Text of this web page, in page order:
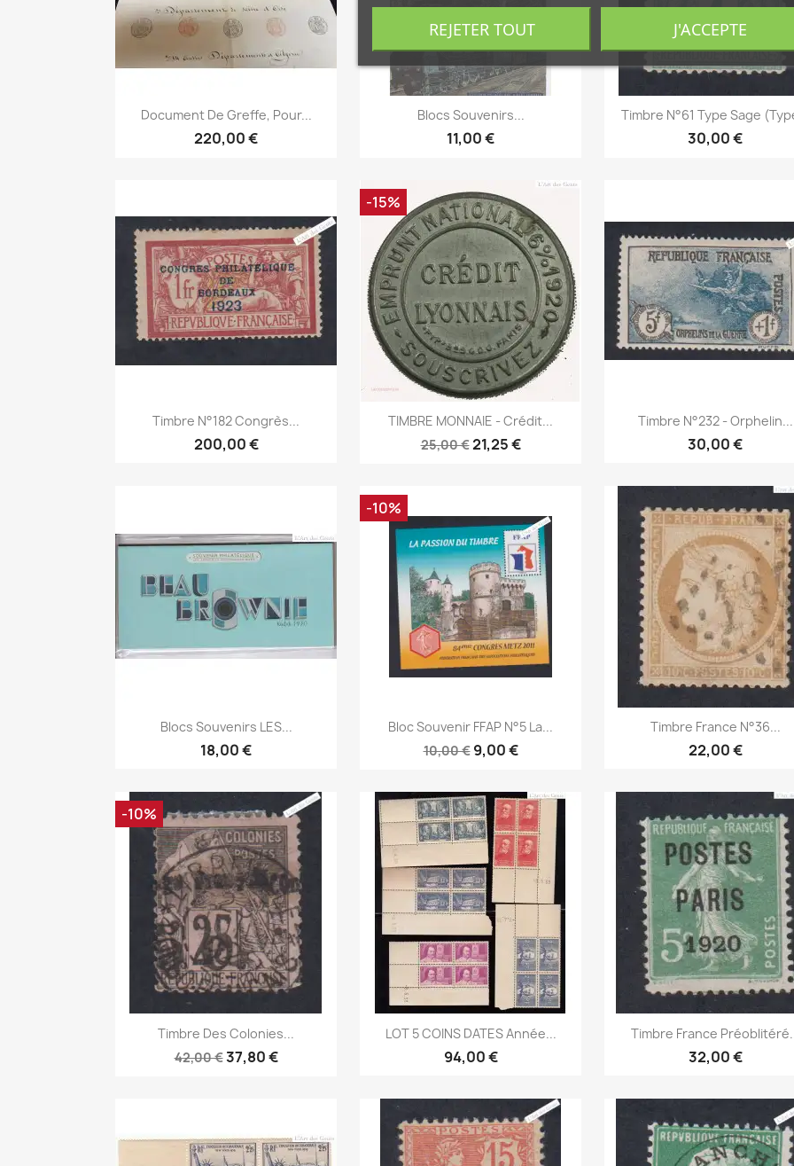
Document De Greffe, Pour...
220,00 €
Aperçu rapide Blocs Souvenirs...
11,00 €
Aperçu rapide Timbre N°61 Type Sage
30,00 €
Aperçu rapide
Timbre N°182 Congrès...
200,00 €
Aperçu rapide
TIMBRE MONNAIE - Crédit...
25,00 €21,25 €
-15%
Aperçu rapide Timbre N°232 - Orphelin...
30,00 €
Aperçu rapide
Blocs Souvenirs LES...
18,00 €
Aperçu rapide
Bloc Souvenir FFAP N°5 La...
10,00 € 9,00 €
-10%
Aperçu rapide Timbre France N°36...
22,00 €
Aperçu rapide
Timbre Des Colonies...
42,00 €37,80 €
-10%
Aperçu rapide LOT 5 COINS DATES Année...
94,00 €
Aperçu rapide Timbre France
32,00 €
 Aperçu rapide
REJETER TOUT J'ACCEPTE